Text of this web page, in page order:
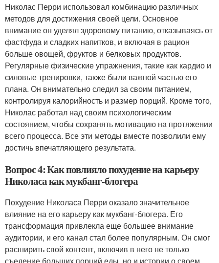
Николас Перри использовал комбинацию различных
методов для достижения своей цели. Основное
внимание он уделял здоровому питанию, отказываясь от
фастфуда и сладких напитков, и включая в рацион
больше овощей, фруктов и белковых продуктов.
Регулярные физические упражнения, такие как кардио и
силовые тренировки, также были важной частью его
плана. Он внимательно следил за своим питанием,
контролируя калорийность и размер порций. Кроме того,
Николас работал над своим психологическим
состоянием, чтобы сохранять мотивацию на протяжении
всего процесса. Все эти методы вместе позволили ему
достичь впечатляющего результата.
Вопрос 4: Как повлияло похудение на карьеру
Николаса как мукбанг-блогера
Похудение Николаса Перри оказало значительное
влияние на его карьеру как мукбанг-блогера. Его
трансформация привлекла еще большее внимание
аудитории, и его канал стал более популярным. Он смог
расширить свой контент, включив в него не только
съедение больших порций еды, но и истории о своем